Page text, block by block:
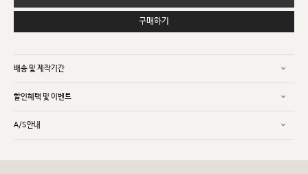
구매하기
배송 및 제작기간
할인혜택 및 이벤트
A/S안내